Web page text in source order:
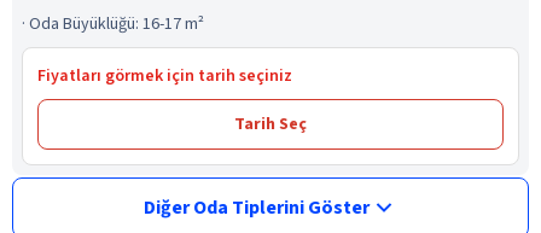
· Oda Büyüklüğü: 16-17 m²
Fiyatları görmek için tarih seçiniz
Tarih Seç
Diğer Oda Tiplerini Göster